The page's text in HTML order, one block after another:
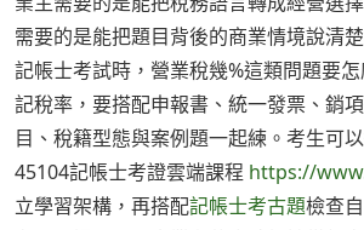
需要的是能把題目背後的商業情境說清
記帳士考試時，營業稅幾%這類問題要
記稅率，要搭配申報書、統一發票、銷
目、稅籍型態與案例題一起練。考生可
45104記帳士考證雲端課程 https://
立學習架構，再搭配記帳士考古題檢查